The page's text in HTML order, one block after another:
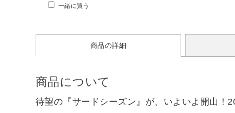
ソングミニアルバム 【sof00
一緒に買う
商品の詳細
商品について
待望の『サードシーズン』が、いよいよ開山！